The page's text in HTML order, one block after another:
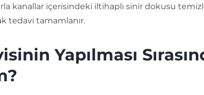
kanallar içerisindeki iltihaplı sinir dokusu
tedavi tamamlanır.
Yapılması